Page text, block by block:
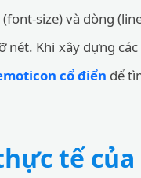
size) và dòng
nét. Khi xây dựng
cổ điển để
tế